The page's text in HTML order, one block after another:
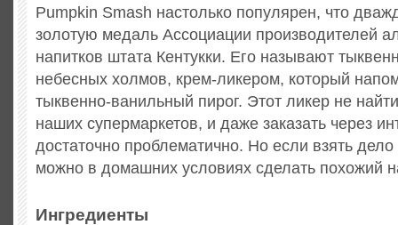
Pumpkin Smash настолько популярен, что
золотую медаль Ассоциации производителей
напитков штата Кентукки. Его называют
небесных холмов, крем-ликером, который
тыквенно-ванильный пирог. Этот ликер не
наших супермаркетов, и даже заказать через
достаточно проблематично. Но если взять дело
можно в домашних условиях сделать похожий
Ингредиенты